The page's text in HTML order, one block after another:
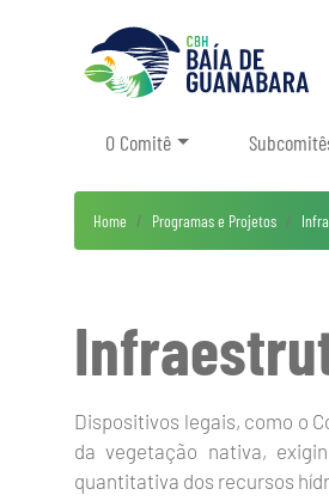
O Comitê
Home Programas e Projetos
Dispositivos legais, como o
da vegetação nativa,
quantitativa dos recursos